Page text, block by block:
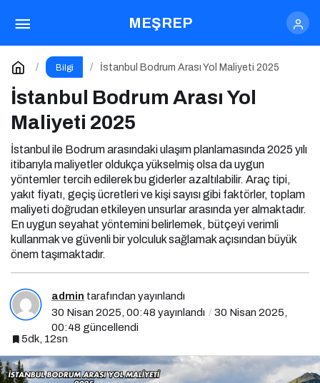
MEŞREP
Bilgi İstanbul Bodrum Arası Yol Maliyeti 2025
İstanbul Bodrum Arası Yol
Maliyeti 2025
İstanbul ile Bodrum arasındaki ulaşım planlamasında 2025 yılı
itibarıyla maliyetler oldukça yükselmiş olsa da uygun
yöntemler tercih edilerek bu giderler azaltılabilir. Araç tipi,
yakıt fiyatı, geçiş ücretleri ve kişi sayısı gibi faktörler, toplam
maliyeti doğrudan etkileyen unsurlar arasında yer almaktadır.
En uygun seyahat yöntemini belirlemek, bütçeyi verimli
kullanmak ve güvenli bir yolculuk sağlamak açısından büyük
önem taşımaktadır.
admin tarafından yayınlandı
30 Nisan 2025, 00:48 yayınlandı
30 Nisan 2025,
00:48 güncellendi
5dk, 12sn
İstanbul Bodrum Arası Yol Maliyeti 2025
Yorum Yap